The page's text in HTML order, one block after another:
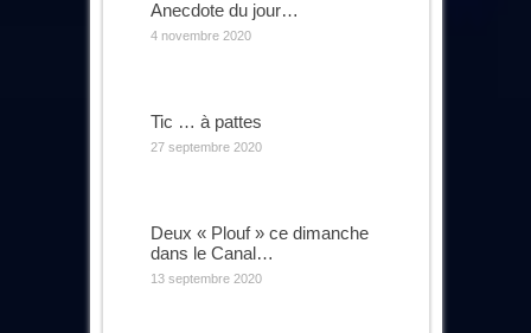
Anecdote du jour…
4 novembre 2020
Tic … à pattes
27 septembre 2020
Deux « Plouf » ce dimanche
dans le Canal…
13 septembre 2020